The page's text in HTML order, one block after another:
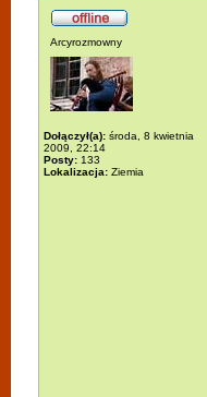
Arcyrozmowny
Dołączył(a): środa, 8 kwietnia
2009, 22:14
Posty: 133
Lokalizacja: Ziemia